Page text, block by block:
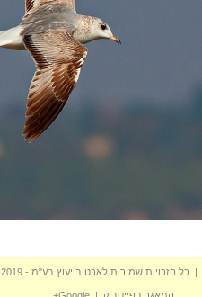
| כל הזכויות שמורות לאכטוב יעוץ בע"מ - 2009-2019 © |